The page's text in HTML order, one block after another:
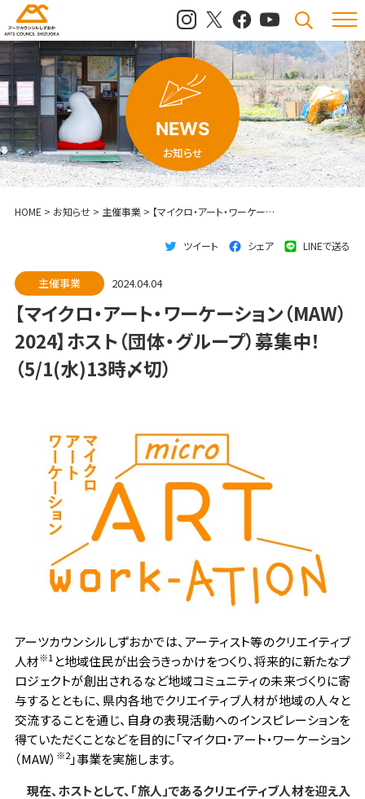
メニュ
検索
NEWS
お知らせ
HOME > お知らせ> 主催事業> 【マイクロ・アート・ワーケーション（MAW）2024】ホスト（団体・グループ）募集中！（5/1(水)13時〆切）
ツイート シェア LINEで送る
主催事業 2024.04.04
【マイクロ・アート・ワーケーション（MAW）
2024】ホスト（団体・グループ）募集中！
（5/1(水)13時〆切）
アーツカウンシルしずおかでは、アーティスト等のクリエイティブ
人材※1 と地域住民が出会うきっかけをつくり、将来的に新たなプ
ロジェクトが創出されるなど地域コミュニティの未来づくりに寄
与するとともに、県内各地でクリエイティブ人材が地域の人々と
交流することを通じ、自身の表現活動へのインスピレーションを
得ていただくことなどを目的に「マイクロ・アート・ワーケーション
（MAW） ※2」事業を実施します。
現在、ホストとして、「旅人」であるクリエイティブ人材を迎え入